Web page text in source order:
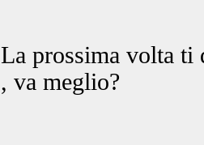
La prossima volta ti
, va meglio?